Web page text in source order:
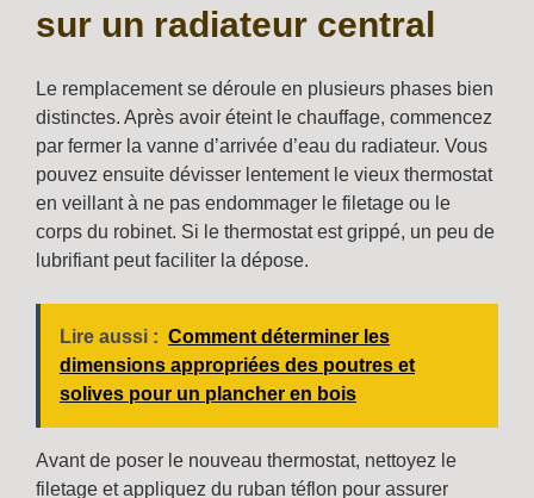
sur un radiateur central
Le remplacement se déroule en plusieurs phases bien
distinctes. Après avoir éteint le chauffage, commencez
par fermer la vanne d’arrivée d’eau du radiateur. Vous
pouvez ensuite dévisser lentement le vieux thermostat
en veillant à ne pas endommager le filetage ou le
corps du robinet. Si le thermostat est grippé, un peu de
lubrifiant peut faciliter la dépose.
Lire aussi : Comment déterminer les
dimensions appropriées des poutres et
solives pour un plancher en bois
Avant de poser le nouveau thermostat, nettoyez le
filetage et appliquez du ruban téflon pour assurer